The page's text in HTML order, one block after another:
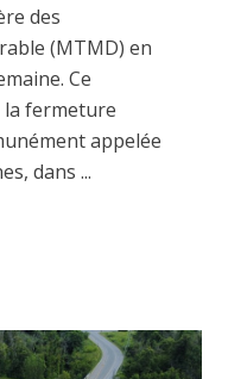
des
(MTMD) en
Ce
la fermeture
appelée
dans ...